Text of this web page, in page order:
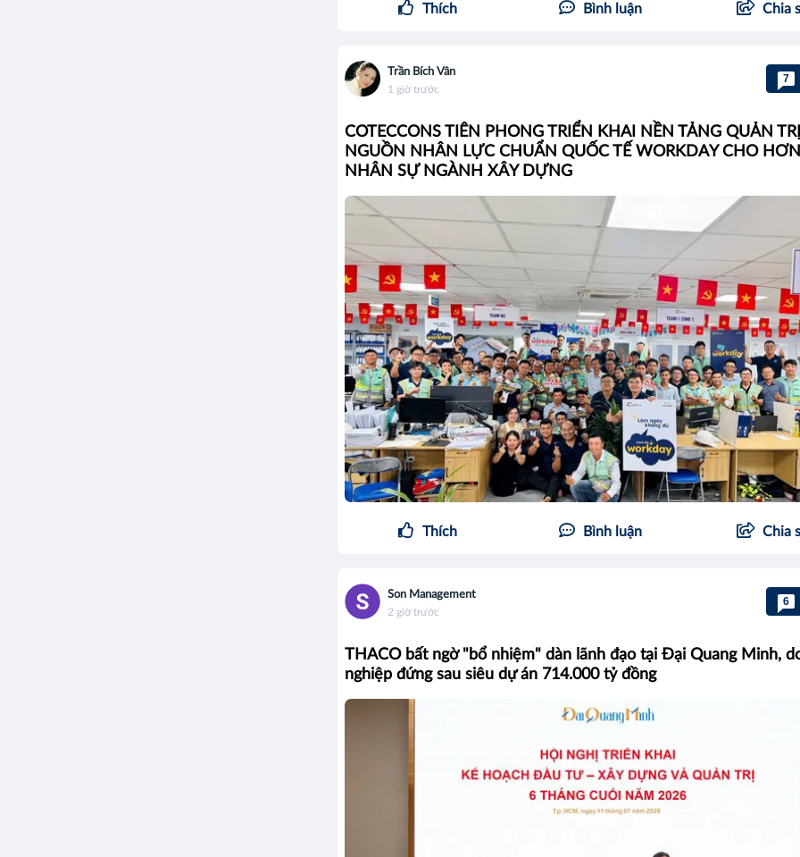
Thích Bình luận Chia
Trần Bích Vân
1 giờ trước
7
COTECCONS TIÊN PHONG TRIỂN KHAI NỀN TẢNG QUẢN TRỊ
NGUỒN NHÂN LỰC CHUẨN QUỐC TẾ WORKDAY CHO
NHÂN SỰ NGÀNH XÂY DỰNG
Thích Bình luận Chia
Son Management
2 giờ trước
6
THACO bất ngờ "bổ nhiệm" dàn lãnh đạo tại Đại Quang Minh,
nghiệp đứng sau siêu dự án 714.000 tỷ đồng